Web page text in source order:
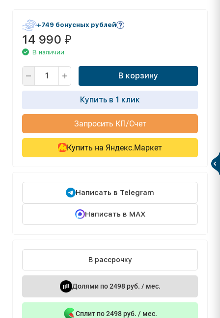
+749 бонусных рублей
14 990 ₽
В наличии
В корзину
Купить в 1 клик
Запросить КП/Счет
Купить на Яндекс.Маркет
Написать в Telegram
Написать в MAX
В рассрочку
Долями по 2498 руб. / мес.
Сплит по 2498 руб. / мес.